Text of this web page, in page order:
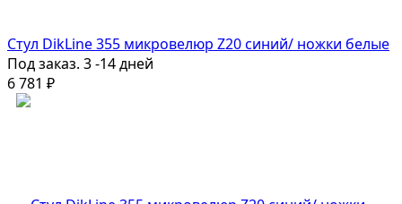
Стул DikLine 355 микровелюр Z20 синий/ ножки белые
Под заказ. 3 -14 дней
6 781 ₽